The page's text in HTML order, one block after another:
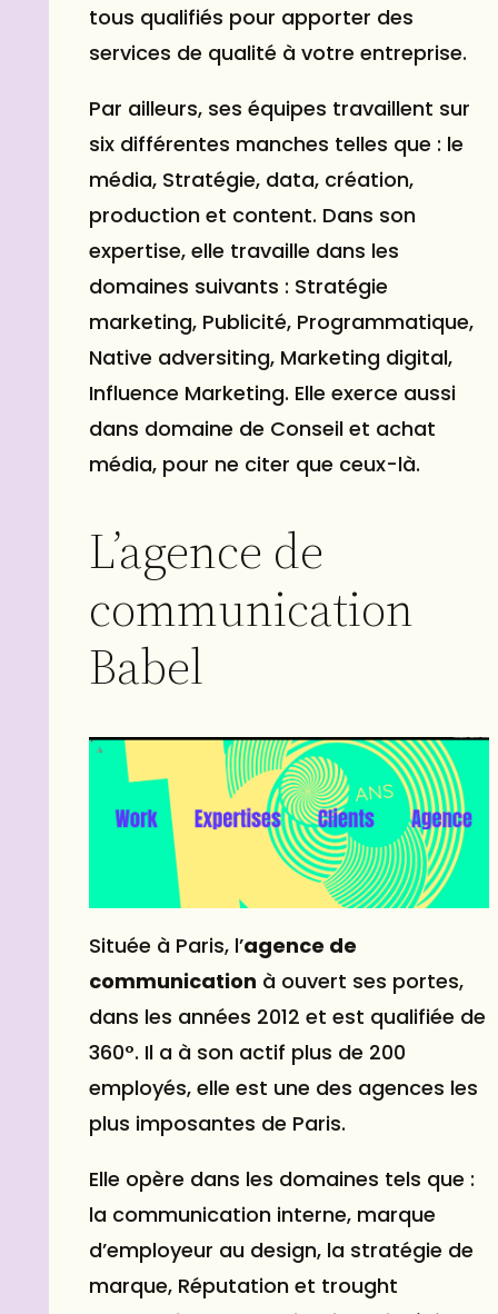
tous qualifiés pour apporter des
services de qualité à votre entreprise.
Par ailleurs, ses équipes travaillent sur
six différentes manches telles que : le
média, Stratégie, data, création,
production et content. Dans son
expertise, elle travaille dans les
domaines suivants : Stratégie
marketing, Publicité, Programmatique,
Native adversiting, Marketing digital,
Influence Marketing. Elle exerce aussi
dans domaine de Conseil et achat
média, pour ne citer que ceux-là.
L’agence de
communication
Babel
Située à Paris, l’agence de
communication à ouvert ses portes,
dans les années 2012 et est qualifiée de
360°. Il a à son actif plus de 200
employés, elle est une des agences les
plus imposantes de Paris.
Elle opère dans les domaines tels que :
la communication interne, marque
d’employeur au design, la stratégie de
marque, Réputation et trought